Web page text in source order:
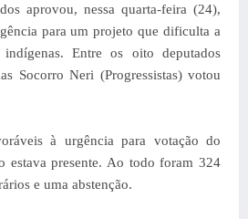
aprovou, nessa quarta-feira (24),
para um projeto que dificulta a
indígenas. Entre os oito deputados
Socorro Neri (Progressistas) votou
à urgência para votação do
estava presente. Ao todo foram 324
e uma abstenção.